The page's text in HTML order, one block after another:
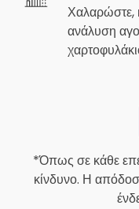
Χαλαρώστε,
ανάλυση
*Όπως σε κάθε
κίνδυνο. Η